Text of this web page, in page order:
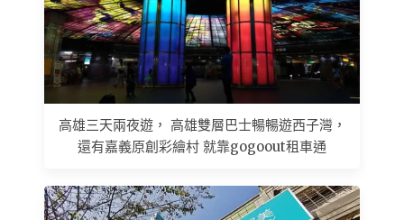
高雄三天兩夜遊， 高雄雙層巴士暢暢遊西子灣，
還有嘉義原創彩繪村 就靠gogoout租車通